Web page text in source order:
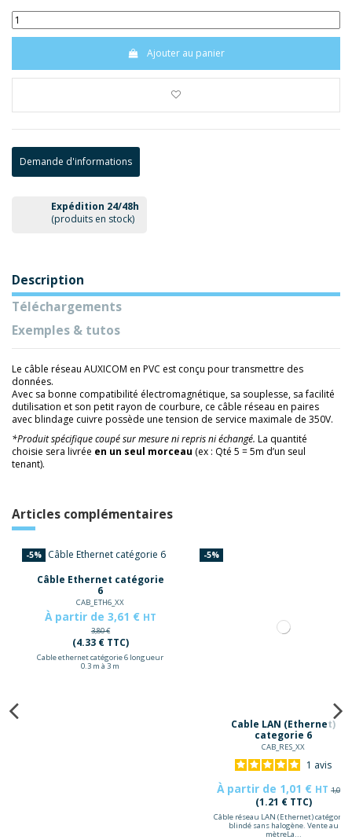
Ajouter au panier
Demande d'informations
Expédition 24/48h
(produits en stock)
Description
Téléchargements
Exemples & tutos
Le câble réseau AUXICOM en PVC est conçu pour transmettre des
données.
Avec sa bonne compatibilité électromagnétique, sa souplesse, sa facilité
dutilisation et son petit rayon de courbure, ce câble réseau en paires
avec blindage cuivre possède une tension de service maximale de 350V.
*Produit spécifique coupé sur mesure ni repris ni échangé. La quantité
choisie sera livrée en un seul morceau (ex : Qté 5 = 5m d’un seul
tenant).
Articles complémentaires
-5%
Câble Ethernet catégorie
6
CAB_ETH6_XX
À partir de 3,61 € HT
3,80 €
(4.33 € TTC)
Cable ethernet catégorie 6 longueur
0.3 m à 3 m
-5%
Cable LAN (Ethernet)
categorie 6
CAB_RES_XX
1 avis
À partir de 1,01 € HT1,06 €
(1.21 € TTC)
Câble réseau LAN (Ethernet) catégorie
blindé sans halogène. Vente au
mètreLa...